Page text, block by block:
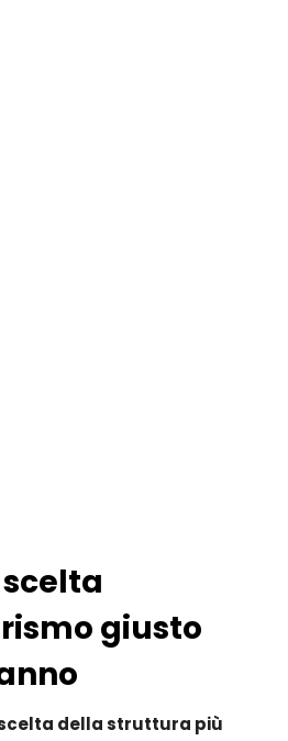
giusto
della struttura più